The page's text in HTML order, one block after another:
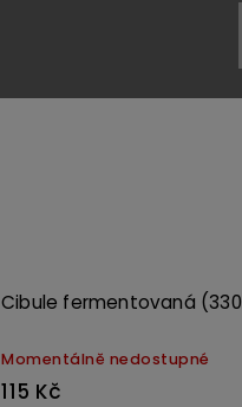
Cibule fermentovaná
Momentálně nedostupné
115 Kč